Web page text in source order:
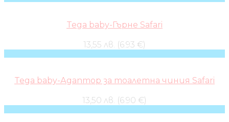
Tega baby-Гърне Safari
13,55 лв. (6.93 €)
Tega baby-Адаптор за тоалетна чиния Safari
13,50 лв. (6.90 €)